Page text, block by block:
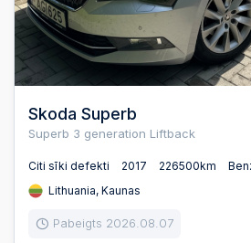
Skoda Superb
Superb 3 generation Liftback
Citi sīki defekti 2017 226500km
Lithuania, Kaunas
Pabeigts 2026.08.07